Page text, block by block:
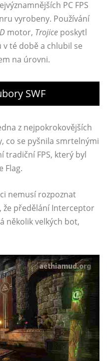
PC FPS
vyrobeny. Používání
motor, Trojice poskytl
v té době a chlubil se
na úrovni.
SWF
z nejpokrokovějších
co se pyšnila smrtelnými
tradiční FPS, který byl
Flag.
nemusí rozpoznat
že předělání Interceptor
několik velkých bot,